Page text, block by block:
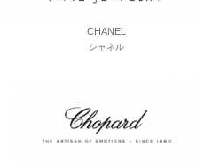
CHANEL
シャネル